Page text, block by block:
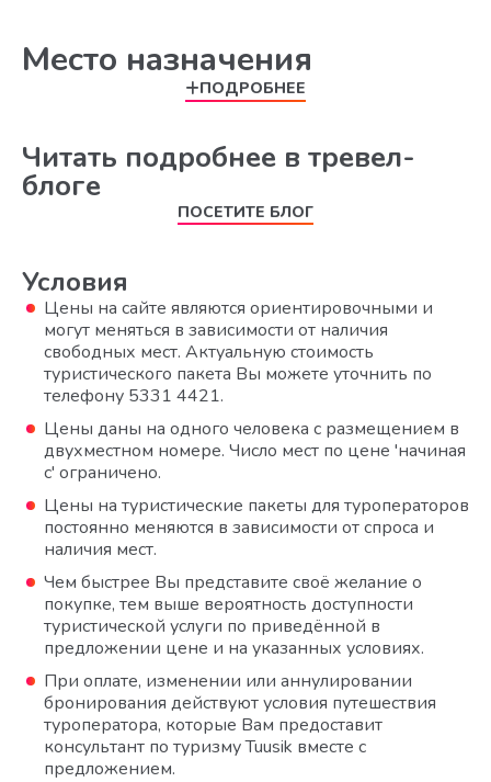
Место назначения
ПОДРОБНЕЕ
Читать подробнее в тревел-
блоге
ПОСЕТИТЕ БЛОГ
Условия
Цены на сайте являются ориентировочными и
могут меняться в зависимости от наличия
свободных мест. Актуальную стоимость
туристического пакета Вы можете уточнить по
телефону 5331 4421.
Цены даны на одного человека с размещением в
двухместном номере. Число мест по цене 'начиная
с' ограничено.
Цены на туристические пакеты для туроператоров
постоянно меняются в зависимости от спроса и
наличия мест.
Чем быстрее Вы представите своё желание о
покупке, тем выше вероятность доступности
туристической услуги по приведённой в
предложении цене и на указанных условиях.
При оплате, изменении или аннулировании
бронирования действуют условия путешествия
туроператора, которые Вам предоставит
консультант по туризму Tuusik вместе с
предложением.